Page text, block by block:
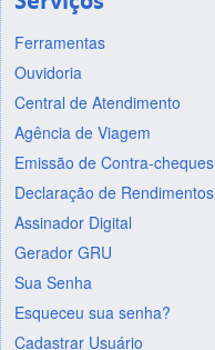
Ferramentas
Ouvidoria
Central de Atendimento
Agência de Viagem
Emissão de Contra-cheques
Declaração de Rendimentos
Assinador Digital
Gerador GRU
Sua Senha
Esqueceu sua senha?
Cadastrar Usuário